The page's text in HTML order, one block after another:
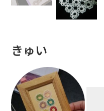
きゅい